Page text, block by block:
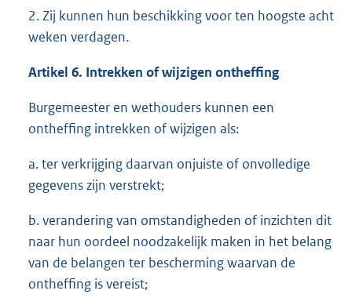
2. Zij kunnen hun beschikking voor ten hoogste acht
weken verdagen.
Artikel 6. Intrekken of wijzigen ontheffing
Burgemeester en wethouders kunnen een
ontheffing intrekken of wijzigen als:
a. ter verkrijging daarvan onjuiste of onvolledige
gegevens zijn verstrekt;
b. verandering van omstandigheden of inzichten dit
naar hun oordeel noodzakelijk maken in het belang
van de belangen ter bescherming waarvan de
ontheffing is vereist;